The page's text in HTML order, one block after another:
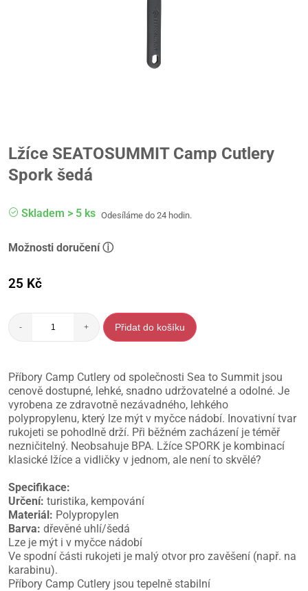
Lžíce SEATOSUMMIT Camp Cutlery
Spork šedá
Skladem > 5 ks Odesíláme do 24 hodin.
Možnosti doručení ⓘ
25 Kč
- + Přidat do košíku
Příbory Camp Cutlery od společnosti Sea to Summit jsou
cenově dostupné, lehké, snadno udržovatelné a odolné. Je
vyrobena ze zdravotně nezávadného, lehkého
polypropylenu, který lze mýt v myčce nádobí. Inovativní tvar
rukojeti se pohodlně drží. Při běžném zacházení je téměř
nezničitelný. Neobsahuje BPA. Lžíce SPORK je kombinací
klasické lžíce a vidličky v jednom, ale není to skvělé?
Specifikace:
Určení: turistika, kempování
Materiál: Polypropylen
Barva: dřevěné uhlí/šedá
Lze je mýt i v myčce nádobí
Ve spodní části rukojeti je malý otvor pro zavěšení (např. na
karabinu).
Příbory Camp Cutlery jsou tepelně stabilní